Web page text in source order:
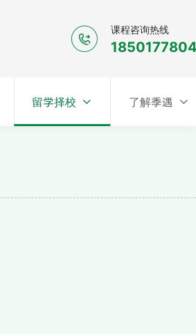
课程咨询热线
留学择校
了解季遇